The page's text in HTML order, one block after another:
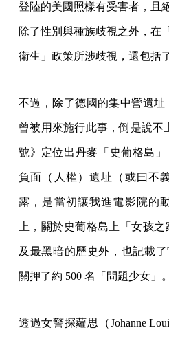
登陸的美國照樣有受害者，
除了性別與種族歧視之外，在
衛生」政策所涉歧視，還包括
不過，除了德國的集中營遺址
曾被用來施行此事，倒是說不
號》定位出丹麥「史葡格島」
負面（人權）遺址（或曰不
露，是當初讓我進電影院的
上，關於史葡格島上「女孩
及最黑暗的歷史外，也記載了
關押了約 500 名「問題少女」。
透過女警探蘿思（Johanne